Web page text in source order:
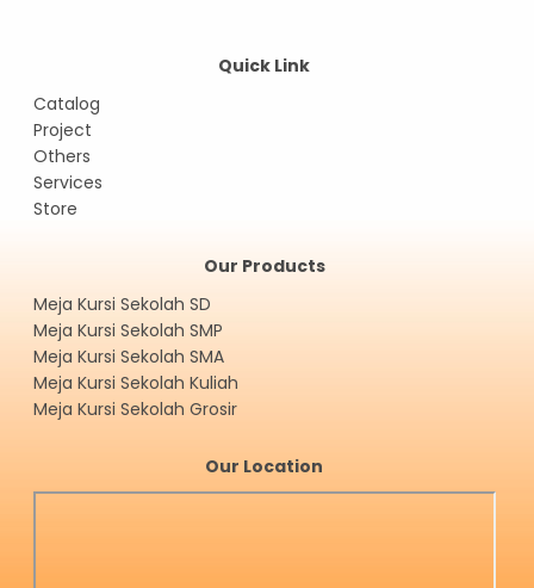
Quick Link
Catalog
Project
Others
Services
Store
Our Products
Meja Kursi Sekolah SD
Meja Kursi Sekolah SMP
Meja Kursi Sekolah SMA
Meja Kursi Sekolah Kuliah
Meja Kursi Sekolah Grosir
Our Location